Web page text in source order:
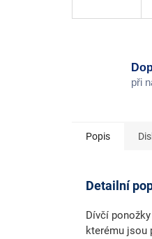
při
Popis
Detailní
Dívčí
kterému jsou